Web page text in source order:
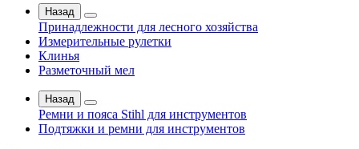
Назад
Принадлежности для лесного хозяйства
Измерительные рулетки
Клинья
Разметочный мел
Назад
Ремни и пояса Stihl для инструментов
Подтяжки и ремни для инструментов